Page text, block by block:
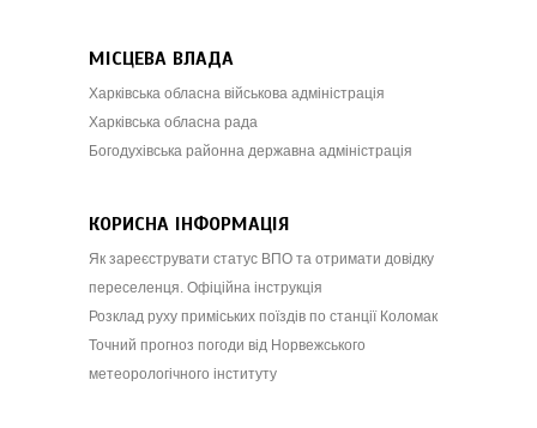
МІСЦЕВА ВЛАДА
Харківська обласна військова адміністрація
Харківська обласна рада
Богодухівська районна державна адміністрація
КОРИСНА ІНФОРМАЦІЯ
Як зареєструвати статус ВПО та отримати довідку
переселенця. Офіційна інструкція
Розклад руху приміських поїздів по станції Коломак
Точний прогноз погоди від Норвежського
метеорологічного інституту